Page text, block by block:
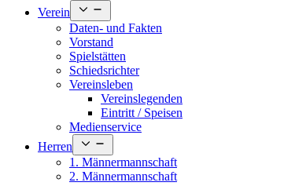
Verein
menu
Daten- und Fakten
Vorstand
Spielstätten
Schiedsrichter
Vereinsleben
Vereinslegenden
Eintritt / Speisen
Medienservice
Herren
menu
1. Männermannschaft
2. Männermannschaft